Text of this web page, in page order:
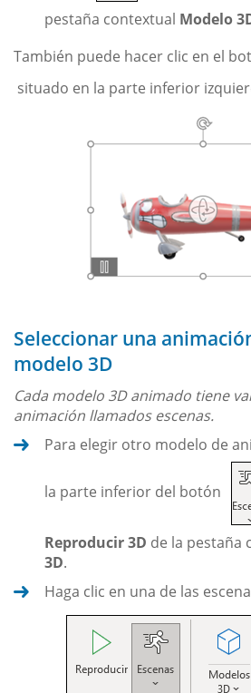
pestaña contextual Modelo
También puede hacer clic en el
situado en la parte inferior
Seleccionar una
modelo 3D
Cada modelo 3D animado tiene
animación llamados escenas.
Para elegir otro modelo de
la parte inferior del botón
Reproducir 3D de la pestaña
3D.
Haga clic en una de las